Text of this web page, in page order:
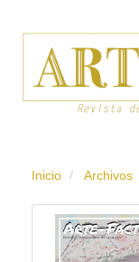
contenido
Navegación
principal
Contenido
principal
Inicio Archivos